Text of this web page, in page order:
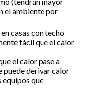
el ambiente por
casas con techo
fácil que el calor
el calor pase a
puede derivar calor
equipos que